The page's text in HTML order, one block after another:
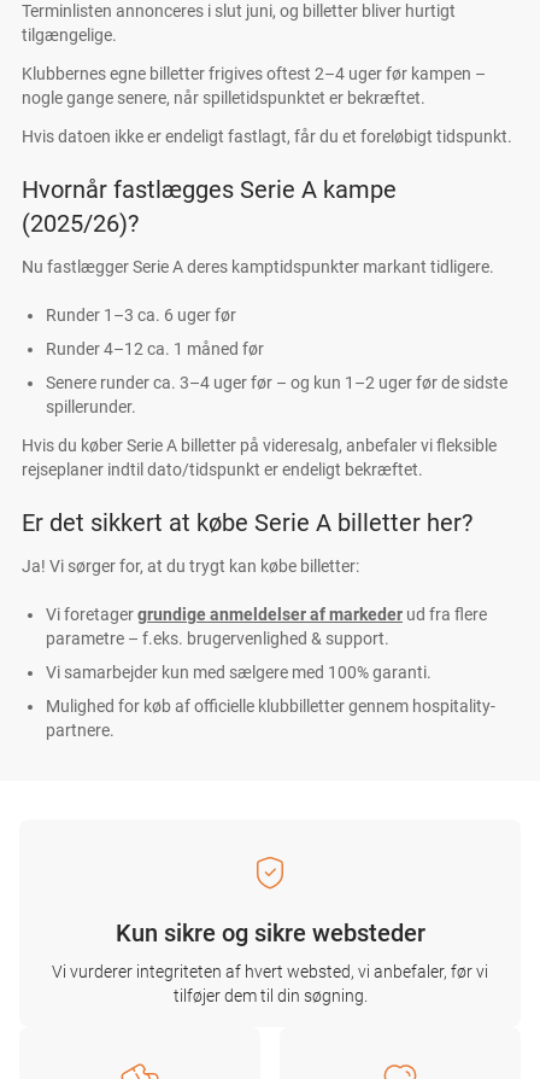
Terminlisten annonceres i slut juni, og billetter bliver hurtigt
tilgængelige.
Klubbernes egne billetter frigives oftest 2–4 uger før kampen –
nogle gange senere, når spilletidspunktet er bekræftet.
Hvis datoen ikke er endeligt fastlagt, får du et foreløbigt tidspunkt.
Hvornår fastlægges Serie A kampe
(2025/26)?
Nu fastlægger Serie A deres kamptidspunkter markant tidligere.
Runder 1–3 ca. 6 uger før
Runder 4–12 ca. 1 måned før
Senere runder ca. 3–4 uger før – og kun 1–2 uger før de sidste
spillerunder.
Hvis du køber Serie A billetter på videresalg, anbefaler vi fleksible
rejseplaner indtil dato/tidspunkt er endeligt bekræftet.
Er det sikkert at købe Serie A billetter her?
Ja! Vi sørger for, at du trygt kan købe billetter:
Vi foretagergrundige anmeldelser af markeder ud fra flere
parametre – f.eks. brugervenlighed & support.
Vi samarbejder kun med sælgere med 100% garanti.
Mulighed for køb af officielle klubbilletter gennem hospitality-
partnere.
Kun sikre og sikre websteder
Vi vurderer integriteten af ​​hvert websted, vi anbefaler, før vi
tilføjer dem til din søgning.